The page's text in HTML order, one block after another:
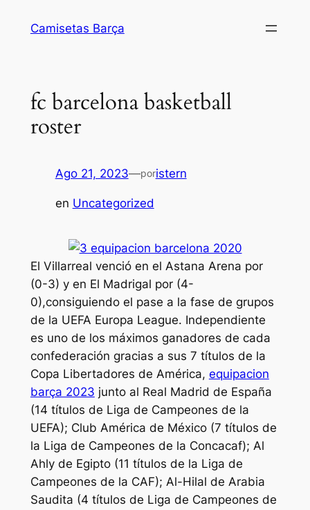
Camisetas Barça
fc barcelona basketball
roster
Ago 21, 2023—poristern
en Uncategorized
El Villarreal venció en el Astana Arena por
(0-3) y en El Madrigal por (4-
0),consiguiendo el pase a la fase de grupos
de la UEFA Europa League. Independiente
es uno de los máximos ganadores de cada
confederación gracias a sus 7 títulos de la
Copa Libertadores de América, equipacion
barça 2023 junto al Real Madrid de España
(14 títulos de Liga de Campeones de la
UEFA); Club América de México (7 títulos de
la Liga de Campeones de la Concacaf); Al
Ahly de Egipto (11 títulos de la Liga de
Campeones de la CAF); Al-Hilal de Arabia
Saudita (4 títulos de Liga de Campeones de